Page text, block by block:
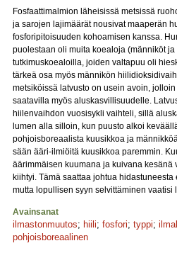
Fosfaattimalmion läheisissä metsissä
ja sarojen lajimäärät nousivat maaperän
fosforipitoisuuden kohoamisen kanssa.
puolestaan oli muita koealoja (männiköt
tutkimuskoealoilla, joiden valtapuu oli
tärkeä osa myös männikön
metsiköissä latvusto on usein avoin,
saatavilla myös aluskasvillisuudelle.
hiilenvaihdon vuosisykli vaihteli, sillä
lumen alla silloin, kun puusto alkoi
pohjoisboreaalista kuusikkoa ja
sään ääri-ilmiöitä kuusikkoa paremmin.
äärimmäisen kuumana ja kuivana kesänä
kiihtyi. Tämä saattaa johtua
mutta lopullisen syyn selvittäminen vaatisi
Avainsanat
ilmastonmuutos; hiili; fosfori; typpi;
pohjoisboreaalinen